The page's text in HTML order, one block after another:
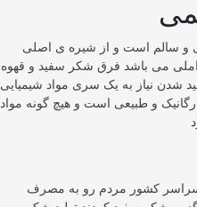
و سالم است و از شیره ی اصلی
می باشد فرق شکر سفید و قهوه
شدن نیاز به یک سری مواد شیمیایی
و طبیعی است و هیچ گونه مواد
سراسر کشور مردم رو به مصرف